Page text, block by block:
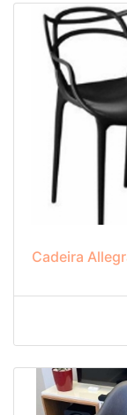
Cadeira